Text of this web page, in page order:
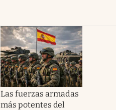
Las fuerzas armadas
más potentes del